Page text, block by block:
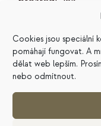
Cookies jsou speciální
pomáhají fungovat. A
dělat web lepším.
nebo odmítnout.
správně
používat,
aby
skutečně